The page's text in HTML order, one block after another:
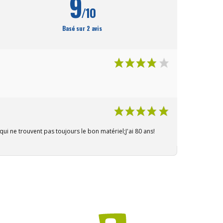
ou
/10
Basé sur 2 avis
ne trouvent pas toujours le bon matériel;J'ai 80 ans!